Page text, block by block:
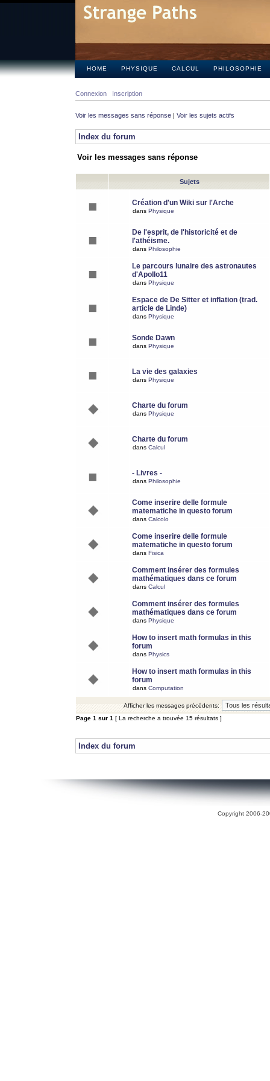
HOME PHYSIQUE CALCUL PHILOSOPHIE
Connexion Inscription
Voir les messages sans réponse | Voir les sujets actifs
Index du forum
Voir les messages sans réponse
Sujets
Création d'un Wiki sur l'Arche
dans Physique
De l'esprit, de l'historicité et de
l'athéisme.
dans Philosophie
Le parcours lunaire des astronautes
d'Apollo11
dans Physique
Espace de De Sitter et inflation (trad.
article de Linde)
dans Physique
Sonde Dawn
dans Physique
La vie des galaxies
dans Physique
Charte du forum
dans Physique
Charte du forum
dans Calcul
- Livres -
dans Philosophie
Come inserire delle formule
matematiche in questo forum
dans Calcolo
Come inserire delle formule
matematiche in questo forum
dans Fisica
Comment insérer des formules
mathématiques dans ce forum
dans Calcul
Comment insérer des formules
mathématiques dans ce forum
dans Physique
How to insert math formulas in this
forum
dans Physics
How to insert math formulas in this
forum
dans Computation
Afficher les messages précédents:
Page 1 sur 1 [ La recherche a trouvée 15 résultats ]
Index du forum
Copyright 2006-